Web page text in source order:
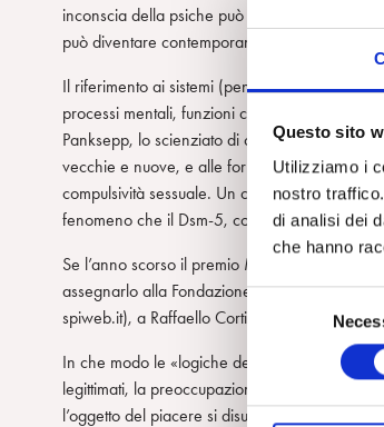
Questo sito
Utilizziamo i
nostro
di analisi dei
che hanno
S
e
z
inconscia della psiche può sorprenderci e
può diventare contemporaneamente la
Il riferimento ai sistemi (penso ai sistemi
processi mentali, funzioni cerebrali e
Panksepp, lo scienziato di origini estoni che
vecchie e nuove, e alle forme di piacere e
compulsività sessuale. Un convegno che ci
fenomeno che il Dsm-5, con le sue cento e
Se l’anno scorso il premio Musatti era stato
assegnarlo alla Fondazione Olivetti, per la
spiweb.it), a Raffaello Cortina, nel cui
In che modo le «logiche del piacere», e i loro
legittimati, la preoccupazione e il dolore
l’oggetto del piacere si disumanizza? Molte